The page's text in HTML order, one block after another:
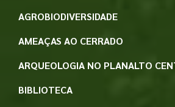
AGROBIODIVERSIDADE
AMEAÇAS AO CERRADO
ARQUEOLOGIA NO PLANALTO
BIBLIOTECA